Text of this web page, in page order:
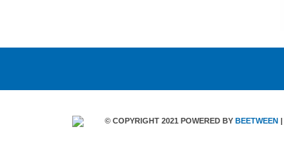
© COPYRIGHT 2021 POWERED BY BEETWEEN |